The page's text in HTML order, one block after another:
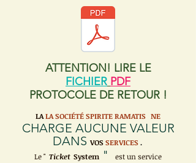
ATTENTION! LIRE LE
FICHIER PDF
PROTOCOLE DE RETOUR !
LALA SOCIÉTÉ SPIRITE RAMATIS NE
CHARGE AUCUNE VALEUR
DANS VOS SERVICES.
Le " Ticket System "
est un service